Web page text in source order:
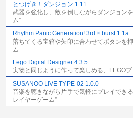
とつげき！ダンジョン 1.11
武器を強化し、敵を倒しながらダンジョン
ム”
Rhythm Panic Generation! 3rd × burst 1.1a
落ちてくる宝箱や矢印に合わせてボタンを
ム
Lego Digital Designer 4.3.5
実物と同じように作って楽しめる、LEGO
SUSANOO LIVE TYPE-02 1.0.0
音楽を聴きながら片手で気軽にプレイでき
レイヤーゲーム”